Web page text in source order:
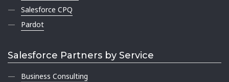
Salesforce CPQ
Pardot
Salesforce Partners by Service
Business Consulting